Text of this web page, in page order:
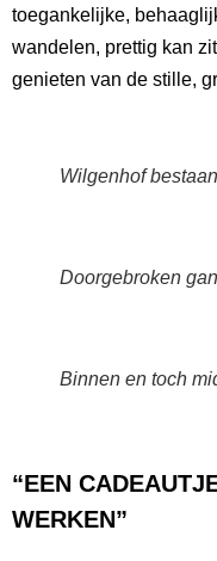
toegankelijke,
wandelen, prettig kan
genieten van de stille,
Wilgenhof
Doorgebroken
Binnen en toch
“EEN
WERKEN”